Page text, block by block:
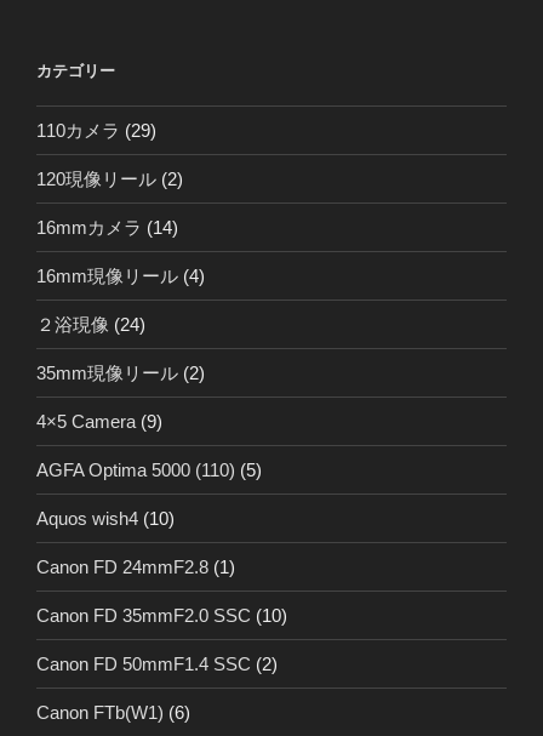
カテゴリー
110カメラ (29)
120現像リール (2)
16mmカメラ (14)
16mm現像リール (4)
２浴現像 (24)
35mm現像リール (2)
4×5 Camera (9)
AGFA Optima 5000 (110) (5)
Aquos wish4 (10)
Canon FD 24mmF2.8 (1)
Canon FD 35mmF2.0 SSC (10)
Canon FD 50mmF1.4 SSC (2)
Canon FTb(W1) (6)